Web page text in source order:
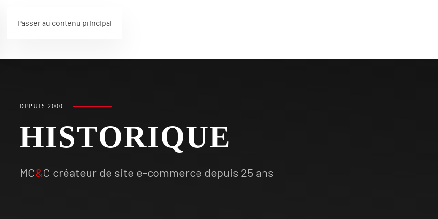
Passer au contenu principal
DEPUIS 2000
HISTORIQUE
MC&C créateur de site e-commerce depuis 25 ans